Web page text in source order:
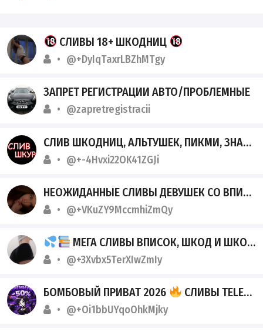
СЛИВЫ 18+ ШКОДНИЦ
@+DyIqTaxrLBZhMTgy
ЗАПРЕТ РЕГИСТРАЦИИ АВТО/ПРОБЛЕМНЫЕ
@zapretregistracii
СЛИВ ШКОДНИЦ, АЛЬТУШЕК, ПИКМИ, ЗНАМЕНИТОСТЕЙ, БЛОГЕРОВ
@+-4Hvxi22OK41ZGJi
НЕОЖИДАННЫЕ СЛИВЫ ДЕВУШЕК СО ВПИСОК
@+VKuZY9MccmhiZmQy
МЕГА СЛИВЫ ВПИСОК, ШКОД И ШКОДНИЦ
@+3Xvbx5TerXIwZmIy
БОМБОВЫЙ ПРИВАТ 2026 СЛИВЫ TELEGRAM
@+Oi1bbUYqoOhkMjky